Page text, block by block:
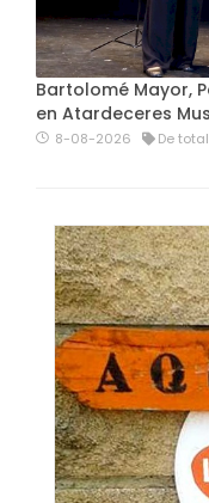
Bartolomé Mayor,
en Atardeceres
8-08-2026 De